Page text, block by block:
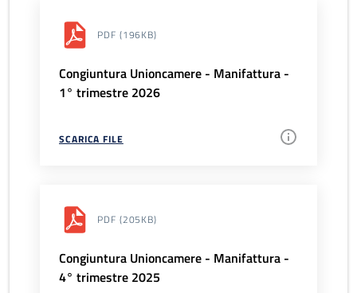
PDF (196KB)
Congiuntura Unioncamere - Manifattura -
1° trimestre 2026
SCARICA FILE
PDF (205KB)
Congiuntura Unioncamere - Manifattura -
4° trimestre 2025